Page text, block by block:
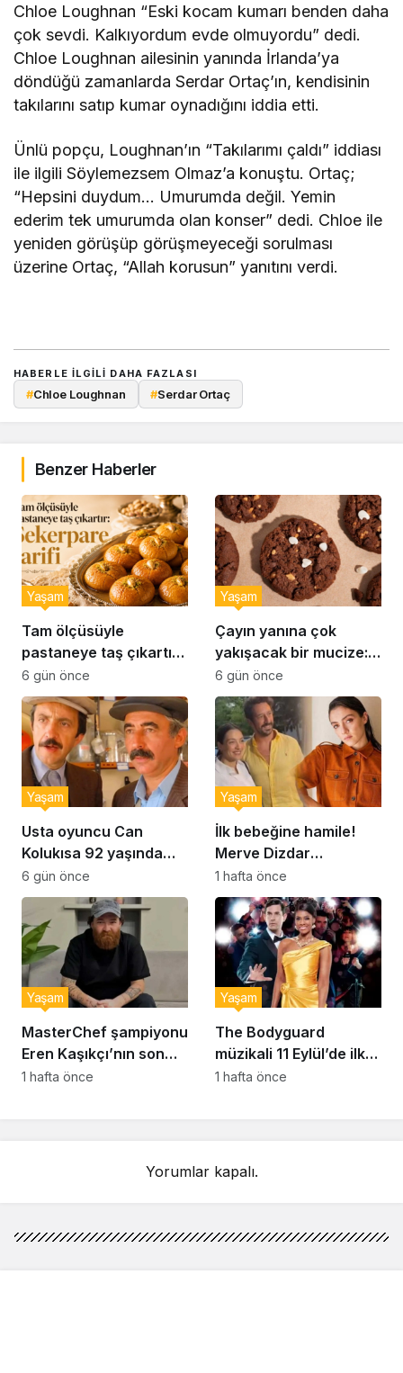
Chloe Loughnan “Eski kocam kumarı benden daha
çok sevdi. Kalkıyordum evde olmuyordu” dedi.
Chloe Loughnan ailesinin yanında İrlanda’ya
döndüğü zamanlarda Serdar Ortaç’ın, kendisinin
takılarını satıp kumar oynadığını iddia etti.
Ünlü popçu, Loughnan’ın “Takılarımı çaldı” iddiası
ile ilgili Söylemezsem Olmaz’a konuştu. Ortaç;
“Hepsini duydum… Umurumda değil. Yemin
ederim tek umurumda olan konser” dedi. Chloe ile
yeniden görüşüp görüşmeyeceği sorulması
üzerine Ortaç, “Allah korusun” yanıtını verdi.
HABERLE ILGILI DAHA FAZLASI
#Chloe Loughnan #Serdar Ortaç
Benzer Haberler
Tam ölçüsüyle
pastaneye taş çıkartır:
Şekerpare tarifi
Yaşam
6 gün önce
Çayın yanına çok
yakışacak bir mucize:
Brownie tadında ıslak
kurabiye tarifi…
Yaşam
6 gün önce
Usta oyuncu Can
Kolukısa 92 yaşında
hayatını kaybetti
Yaşam
6 gün önce
İlk bebeğine hamile!
Merve Dizdar
sessizliğini bozdu: ‘İsim
bulmak çok zor’
Yaşam
1 hafta önce
MasterChef şampiyonu
Eren Kaşıkçı’nın son
anlarındaki kahreden
Yaşam
1 hafta önce
The Bodyguard
müzikali 11 Eylül’de ilk
kez Türkiye’de
Yaşam
1 hafta önce
Yorumlar kapalı.